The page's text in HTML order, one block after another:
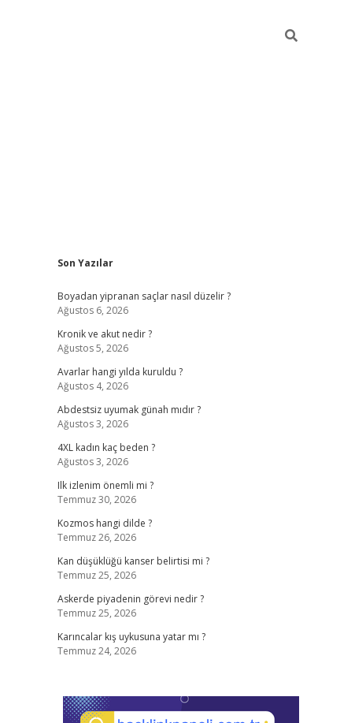
Sidebar
Son Yazılar
Boyadan yipranan saçlar nasıl düzelir ?
Ağustos 6, 2026
Kronik ve akut nedir ?
Ağustos 5, 2026
Avarlar hangi yılda kuruldu ?
Ağustos 4, 2026
Abdestsiz uyumak günah mıdır ?
Ağustos 3, 2026
4XL kadın kaç beden ?
Ağustos 3, 2026
Ilk izlenim önemli mi ?
Temmuz 30, 2026
Kozmos hangi dilde ?
Temmuz 26, 2026
Kan düşüklüğü kanser belirtisi mi ?
Temmuz 25, 2026
Askerde piyadenin görevi nedir ?
Temmuz 25, 2026
Karıncalar kış uykusuna yatar mı ?
Temmuz 24, 2026